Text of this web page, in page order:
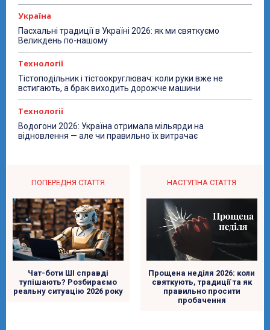
Україна
Пасхальні традиції в Україні 2026: як ми святкуємо
Великдень по-нашому
Технології
Тістоподільник і тістоокруглювач: коли руки вже не
встигають, а брак виходить дорожче машини
Технології
Водогони 2026: Україна отримала мільярди на
відновлення — але чи правильно їх витрачає
ПОПЕРЕДНЯ СТАТТЯ
Чат-боти ШІ справді
тупішають? Розбираємо
реальну ситуацію 2026 року
НАСТУПНА СТАТТЯ
Прощена неділя 2026: коли
святкують, традиції та як
правильно просити
пробачення